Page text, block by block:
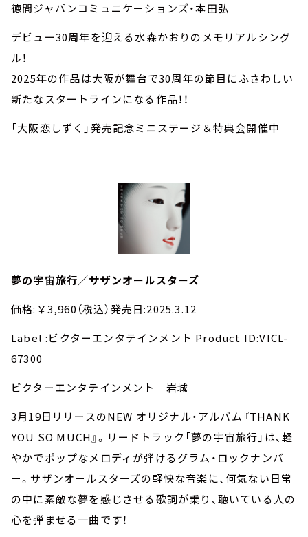
徳間ジャパンコミュニケーションズ・本田弘
デビュー30周年を迎える水森かおりのメモリアルシング
ル！
2025年の作品は大阪が舞台で30周年の節目にふさわしい
新たなスタートラインになる作品！！
「大阪恋しずく」発売記念ミニステージ＆特典会開催中
夢の宇宙旅行／サザンオールスターズ
価格:￥3,960（税込）発売日:2025.3.12
Label :ビクターエンタテインメント Product ID:VICL-
67300
ビクターエンタテインメント 岩城
3月19日リリースのNEW オリジナル・アルバム『THANK
YOU SO MUCH』。リードトラック「夢の宇宙旅行」は、軽
やかでポップなメロディが弾けるグラム・ロックナンバ
ー。サザンオールスターズの軽快な音楽に、何気ない日常
の中に素敵な夢を感じさせる歌詞が乗り、聴いている人の
心を弾ませる一曲です！